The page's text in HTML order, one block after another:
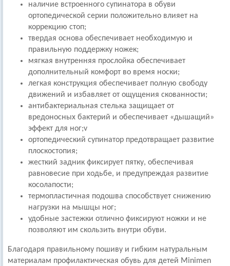
наличие встроенного супинатора в обуви
ортопедической серии положительно влияет на
коррекцию стоп;
твердая основа обеспечивает необходимую и
правильную поддержку ножек;
мягкая внутренняя прослойка обеспечивает
дополнительный комфорт во время носки;
легкая конструкция обеспечивает полную свободу
движений и избавляет от ощущения скованности;
антибактериальная стелька защищает от
вредоносных бактерий и обеспечивает «дышащий»
эффект для ног;v
ортопедический супинатор предотвращает развитие
плоскостопия;
жесткий задник фиксирует пятку, обеспечивая
равновесие при ходьбе, и предупреждая развитие
косолапости;
термопластичная подошва способствует снижению
нагрузки на мышцы ног;
удобные застежки отлично фиксируют ножки и не
позволяют им скользить внутри обуви.
Благодаря правильному пошиву и гибким натуральным
материалам профилактическая обувь для детей Minimen